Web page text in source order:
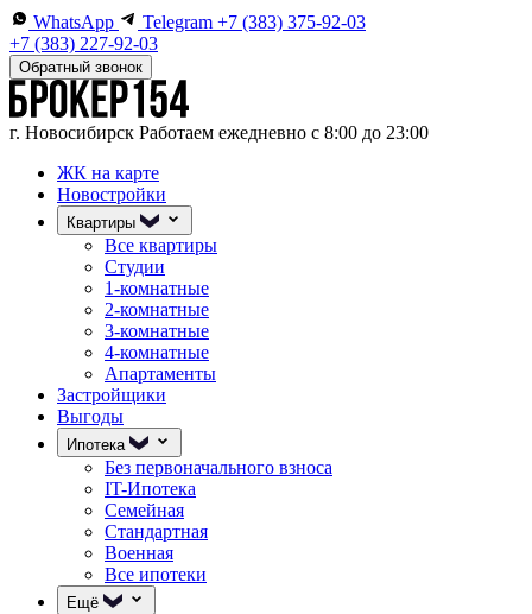
WhatsApp Telegram +7 (383) 375-92-03
+7 (383) 227-92-03
Обратный звонок
г. Новосибирск Работаем ежедневно с 8:00 до 23:00
ЖК на карте
Новостройки
Квартиры
Все квартиры
Студии
1-комнатные
2-комнатные
3-комнатные
4-комнатные
Апартаменты
Застройщики
Выгоды
Ипотека
Без первоначального взноса
IT-Ипотека
Семейная
Стандартная
Военная
Все ипотеки
Ещё